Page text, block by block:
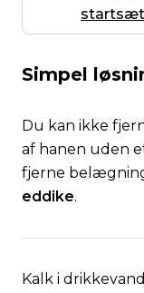
startsæt
Simpel
Du kan ikke
af hanen uden
fjerne
eddike.
Kalk i